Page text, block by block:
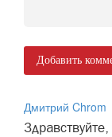
Добавить
Дмитрий Chrom